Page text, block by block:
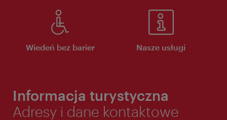
Wiedeń bez barier Nasze usługi
Informacja turystyczna
Adresy i dane kontaktowe